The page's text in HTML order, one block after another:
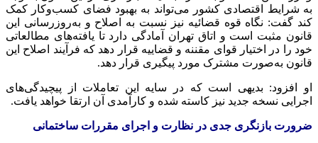
به شرایط اقتصادی کشور می‌تواند به بهبود فضای کسب‌وکار کمک
کند گفت: نگاه قوه قضائیه نیز نسبت به اصلاح و به‌روزرسانی این
قانون مثبت است و اتاق تهران آمادگی دارد تا یافته‌های مطالعاتی
خود را در اختیار قوای مقننه و قضاییه قرار دهد که فرآیند اصلاح این
قانون به‌صورت مشترک مورد پیگیری قرار دهد.
او افزود: بدیهی است که در سایه این تعاملات از پیچیدگی‌های
اجرایی نسخه جدید نیز کاسته شده و کارآمدی آن ارتقا خواهد یافت.
ضرورت بازنگری جدی در نظارت و اجرای مقررات ساختمانی